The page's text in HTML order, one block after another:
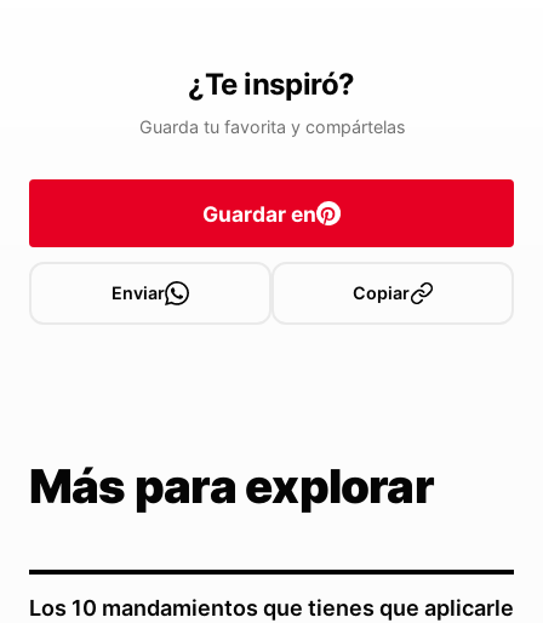
¿Te inspiró?
Guarda tu favorita y compártelas
Guardar en
Enviar Copiar
Más para explorar
Los 10 mandamientos que tienes que aplicarle